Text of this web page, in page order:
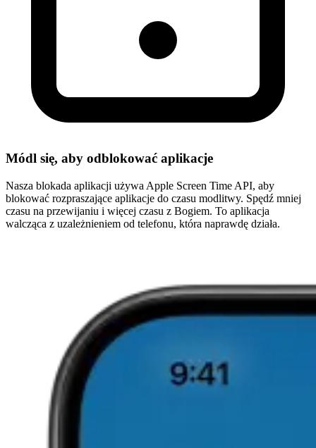
Módl się, aby odblokować aplikacje
Nasza blokada aplikacji używa Apple Screen Time API, aby
blokować rozpraszające aplikacje do czasu modlitwy. Spędź mniej
czasu na przewijaniu i więcej czasu z Bogiem. To aplikacja
walcząca z uzależnieniem od telefonu, która naprawdę działa.